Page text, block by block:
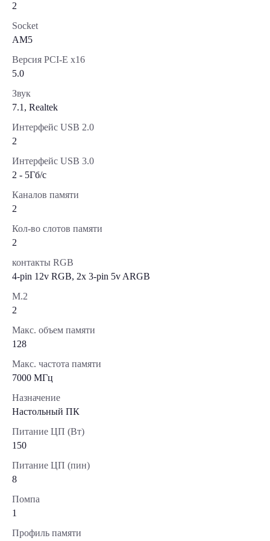
2
Socket
AM5
Версия PCI-E x16
5.0
Звук
7.1, Realtek
Интерфейс USB 2.0
2
Интерфейс USB 3.0
2 - 5Гб/с
Каналов памяти
2
Кол-во слотов памяти
2
контакты RGB
4-pin 12v RGB, 2x 3-pin 5v ARGB
М.2
2
Макс. объем памяти
128
Макс. частота памяти
7000 МГц
Назначение
Настольный ПК
Питание ЦП (Вт)
150
Питание ЦП (пин)
8
Помпа
1
Профиль памяти